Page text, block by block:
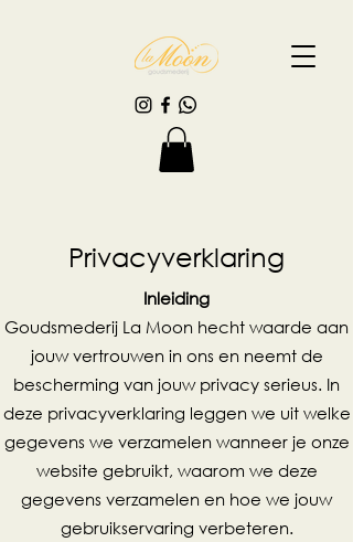
Privacyverklaring
Inleiding
Goudsmederij La Moon hecht waarde aan
jouw vertrouwen in ons en neemt de
bescherming van jouw privacy serieus. In
deze privacyverklaring leggen we uit welke
gegevens we verzamelen wanneer je onze
website gebruikt, waarom we deze
gegevens verzamelen en hoe we jouw
gebruikservaring verbeteren.